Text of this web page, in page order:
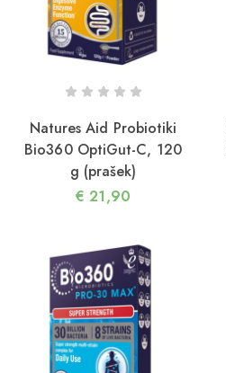
Natures Aid Probiotiki
Bio360 OptiGut-C, 120
g (prašek)
€ 21,90